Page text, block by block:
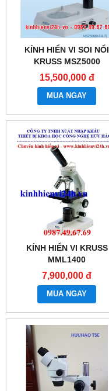
KÍNH HIỂN VI SOI NỔI
KRUSS MSZ5000
15,500,000 đ
MUA NGAY
KÍNH HIỂN VI KRUSS
MML1400
7,900,000 đ
MUA NGAY